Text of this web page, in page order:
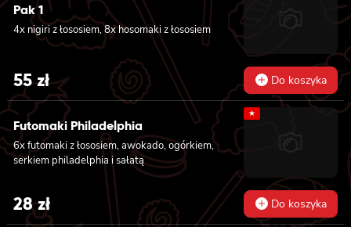
Pak 1
4x nigiri z łososiem, 8x hosomaki z łososiem
55zł Do koszyka
Futomaki Philadelphia
6x futomaki z łososiem, awokado, ogórkiem,
serkiem philadelphia i sałatą
★
28zł Do koszyka